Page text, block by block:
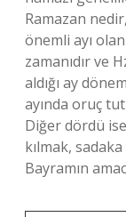
Ramazan
önemli ayı
zamanıdır ve
aldığı ay
ayında oruç
Diğer dördü
kılmak,
Bayramın